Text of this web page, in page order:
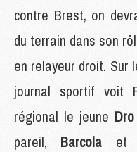
contre Brest, on
du terrain dans son
en relayeur droit. Sur
journal sportif voit
régional le jeune Dro
pareil, Barcola et